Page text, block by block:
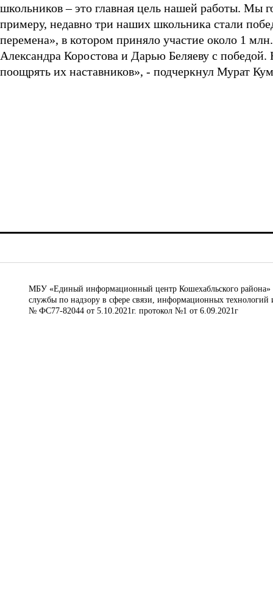
школьников – это главная цель нашей работы. Мы
примеру, недавно три наших школьника стали
перемена», в котором приняло участие около 1
Александра Коростова и Дарью Беляеву с
поощрять их наставников», - подчеркнул Мурат
МБУ «Единый информационный центр Кошехабльского района»
службы по надзору в сфере связи, информационных
№ ФС77-82044 от 5.10.2021г. протокол №1 от 6.09.2021г